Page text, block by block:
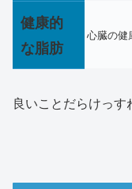
健康的
な脂肪
心臓の健
良いことだらけっす